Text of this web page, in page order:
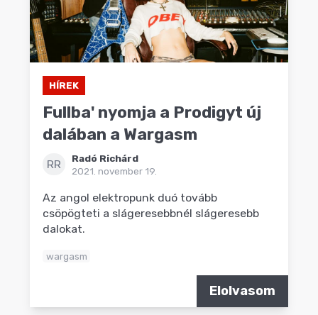
HÍREK
Fullba' nyomja a Prodigyt új
dalában a Wargasm
RR
Radó Richárd
2021. november 19.
Az angol elektropunk duó tovább
csöpögteti a slágeresebbnél slágeresebb
dalokat.
wargasm
Elolvasom